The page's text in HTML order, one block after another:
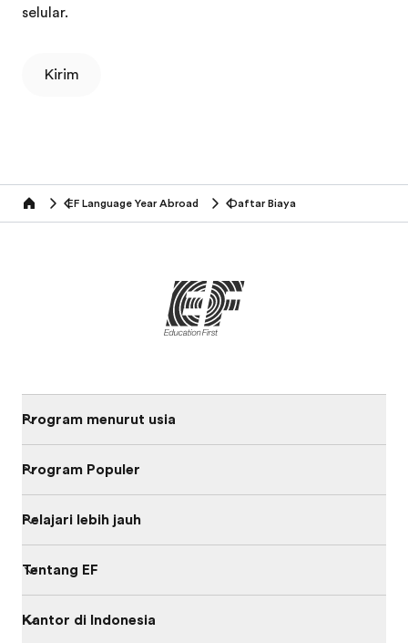
selular.
Kirim
Home EF Language Year Abroad Daftar Biaya
Program menurut usia
Program Populer
Pelajari lebih jauh
Tentang EF
Kantor di Indonesia